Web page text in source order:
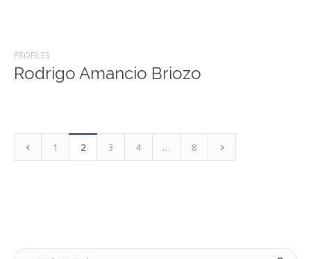
PROFILES
Rodrigo Amancio Briozo
1 2 3 4 … 8